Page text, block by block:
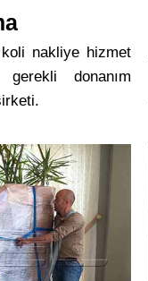
nakliye hizmet
donanım